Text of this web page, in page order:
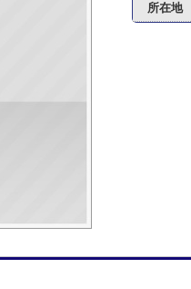
所在地